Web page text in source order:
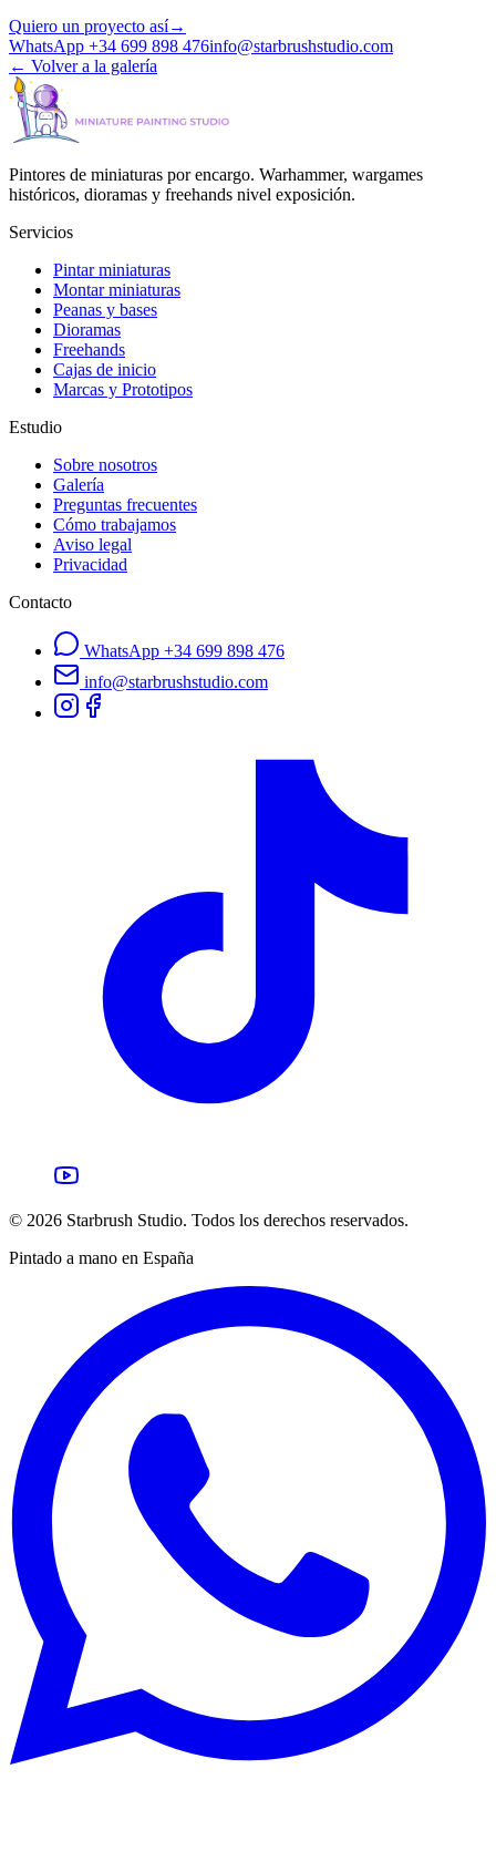
Quiero un proyecto así→
WhatsApp +34 699 898 476info@starbrushstudio.com
← Volver a la galería
Pintores de miniaturas por encargo. Warhammer, wargames
históricos, dioramas y freehands nivel exposición.
Servicios
Pintar miniaturas
Montar miniaturas
Peanas y bases
Dioramas
Freehands
Cajas de inicio
Marcas y Prototipos
Estudio
Sobre nosotros
Galería
Preguntas frecuentes
Cómo trabajamos
Aviso legal
Privacidad
Contacto
WhatsApp +34 699 898 476
info@starbrushstudio.com
© 2026 Starbrush Studio. Todos los derechos reservados.
Pintado a mano en España